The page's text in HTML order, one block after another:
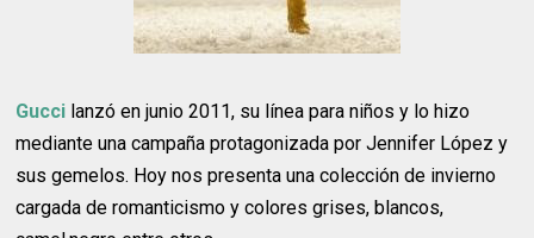
Gucci lanzó en junio 2011, su línea para niños y lo hizo
mediante una campaña protagonizada por Jennifer López y
sus gemelos. Hoy nos presenta una colección de invierno
cargada de romanticismo y colores grises, blancos,